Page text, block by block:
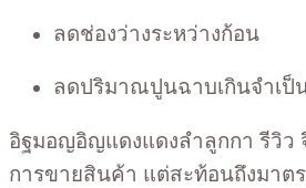
ลดช่องว่างระหว่างก้อน
ลดปริมาณปูนฉาบเกินจำเป็
อิฐมอญอิญแดงแดงลำลูกกา รีวิว
การขายสินค้า แต่สะท้อนถึงมาต